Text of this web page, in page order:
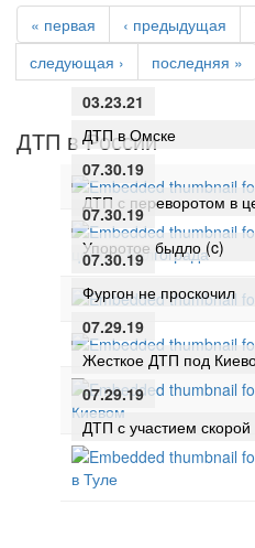
« первая ‹ предыдущая
следующая ›
последняя »
ДТП в России
03.23.21
ДТП в Омске
07.30.19
ДТП с переворотом в
07.30.19
Упоротое быдло (c)
07.30.19
Фургон не проскочил
07.29.19
Жесткое ДТП под
07.29.19
ДТП с участием скорой